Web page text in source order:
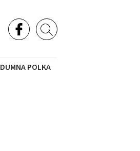
DUMNA POLKA